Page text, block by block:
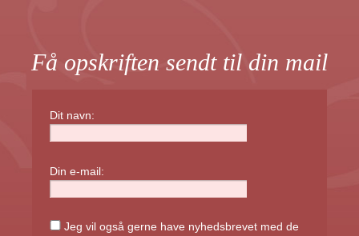
Få opskriften sendt til din mail
Dit navn:
Din e-mail:
Jeg vil også gerne have nyhedsbrevet med de